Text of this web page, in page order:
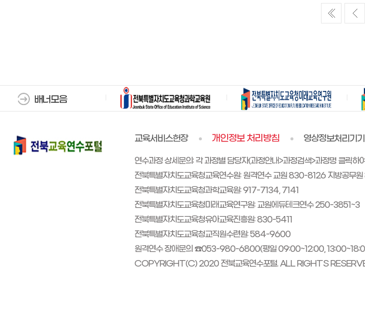
처
이
배너모음
교육서비스헌장 개인정보 처리방침 영상정보처리기
연수과정 상세문의: 각 과정별 담당자(과정안내>과정검색>과정명 클릭하
전북특별자치도교육청교육연수원: 원격연수 교원 830-8126 지방공
전북특별자치도교육청과학교육원: 917-7134, 7141
전북특별자치도교육청미래교육연구원: 교원에듀테크연수 250-3851~3
전북특별자치도교육청유아교육진흥원: 830-5411
전북특별자치도교육청교직원수련원: 584-9600
원격연수 장애문의 ☎053-980-6800(평일 09:00~12:00,
COPYRIGHT(C) 2020 전북교육연수포털. ALL RIGHTS